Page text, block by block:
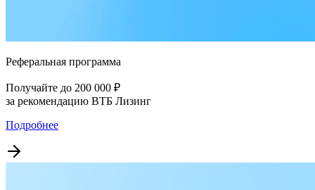
Реферальная программа
Получайте до 200 000 ₽
за рекомендацию ВТБ Лизинг
Подробнее